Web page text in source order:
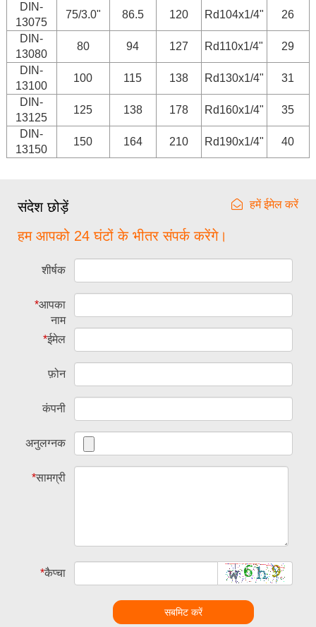
DIN-
13075
75/3.0" 86.5 120 Rd104x1/4"
26
DIN-
13080
80 94 127 Rd110x1/4"
29
DIN-
13100
100 115 138 Rd130x1/4"
31
DIN-
13125
125 138 178 Rd160x1/4"
35
DIN-
13150
150 164 210 Rd190x1/4" 40
संदेश छोड़ें हमें ईमेल करें
हम आपको 24 घंटों के भीतर संपर्क करेंगे।
शीर्षक
*आपका
नाम
*ईमेल
फ़ोन
कंपनी
अनुलग्नक
*सामग्री
*कैप्चा
सबमिट करें